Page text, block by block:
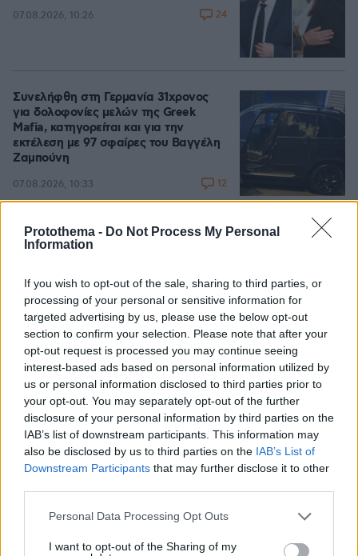
Protothema - Do Not Process My Personal
Information
If you wish to opt-out of the sale, sharing to third parties, or
processing of your personal or sensitive information for
targeted advertising by us, please use the below opt-out
section to confirm your selection. Please note that after your
opt-out request is processed you may continue seeing
interest-based ads based on personal information utilized by
us or personal information disclosed to third parties prior to
your opt-out. You may separately opt-out of the further
disclosure of your personal information by third parties on the
IAB’s list of downstream participants. This information may
also be disclosed by us to third parties on the IAB’s List of
Downstream Participants that may further disclose it to other
Please note that this website/app uses one or more Google
not limited to your visit or usage behaviour. You may click to
Personal Data Processing Opt Outs
I want to opt-out of the Sharing of my
07.08.2026, 10:26 24
Συνελήφθη στη Γερμανία 31χρονος
για δολοφονίες μελών της Greek
Mafia, κατηγορείται και για την
εκτέλεση με 97 σφαίρες του Βαγγέλη
Ζαμπούνη
07.08.2026, 10:33 12
Οργή στο Περού για το βίντεο της
σεξουαλικής επίθεσης μαέστρου σε
θα το ξεπεράσεις» της έλεγαν από τη
μπάντα της
07.08.2026, 07:16 84
Προθεσμία για να απολογηθεί την
Τρίτη έλαβε η 46χρονη που
κατηγορείται για την επίθεση στη
Marfin - «Είναι αθώα» λέει ο
συνήγορός της
«Δεν θα με κυριεύσει ο φόβος»: Ο
ξανά το κατάστημά του μετά τις